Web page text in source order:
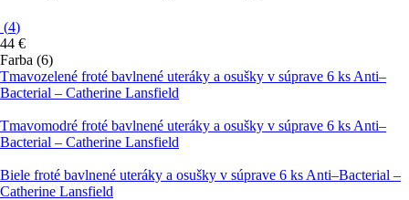
(4)
44 €
Farba (6)
Tmavozelené froté bavlnené uteráky a osušky v súprave 6 ks Anti–
Bacterial – Catherine Lansfield
Tmavomodré froté bavlnené uteráky a osušky v súprave 6 ks Anti–
Bacterial – Catherine Lansfield
Biele froté bavlnené uteráky a osušky v súprave 6 ks Anti–Bacterial –
Catherine Lansfield